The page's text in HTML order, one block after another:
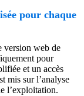
pour chaque
version web de
pour
et un accès
mis sur l’analyse
l’exploitation.